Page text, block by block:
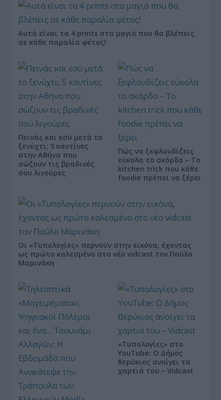
Αυτά είναι τα 4 prints στα μαγιό που θα βλέπεις
σε κάθε παραλία φέτος!
Πεινάς και εσύ μετά το
ξενύχτι; 5 καντίνες
στην Αθήνα που
σώζουν τις βραδινές
σου λιγούρες
Πώς να ξεφλουδίζεις
εύκολα το σκόρδο – Το
kitchen trick που κάθε
foodie πρέπει να ξέρει
Οι «Τυπολογίες» περνούν στην εικόνα, έχοντας
ως πρώτο καλεσμένο στο νέο vidcast τον Παύλο
Μαρινάκη
«Τυπολογίες» στο
YouTube: Ο Δήμος
Βερύκιος ανοίγει τα
χαρτιά του – Vidcast